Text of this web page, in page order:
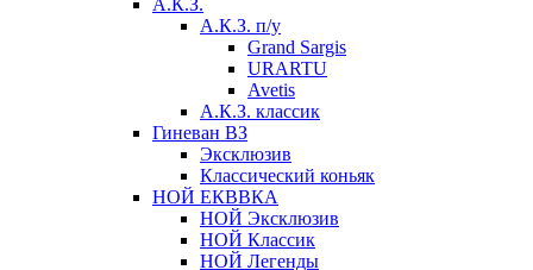
А.К.З.
А.К.З. п/у
Grand Sargis
URARTU
Avetis
А.К.З. классик
Гиневан ВЗ
Эксклюзив
Классический коньяк
НОЙ ЕКВВКА
НОЙ Эксклюзив
НОЙ Классик
НОЙ Легенды